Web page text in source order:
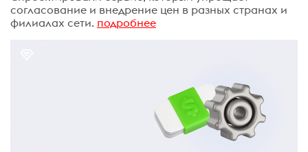
согласование и внедрение цен в разных странах и
филиалах сети. подробнее